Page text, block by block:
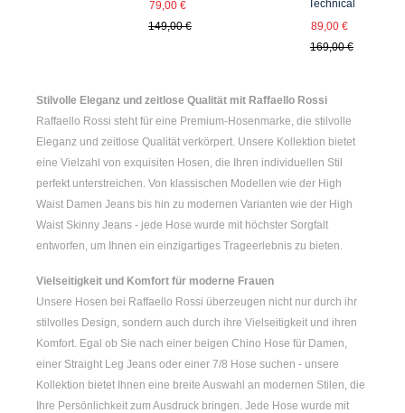
79,00 €
149,00 €
Technical
89,00 €
169,00 €
Stilvolle Eleganz und zeitlose Qualität mit Raffaello Rossi
Raffaello Rossi steht für eine Premium-Hosenmarke, die stilvolle
Eleganz und zeitlose Qualität verkörpert. Unsere Kollektion bietet
eine Vielzahl von exquisiten Hosen, die Ihren individuellen Stil
perfekt unterstreichen. Von klassischen Modellen wie der High
Waist Damen Jeans bis hin zu modernen Varianten wie der High
Waist Skinny Jeans - jede Hose wurde mit höchster Sorgfalt
entworfen, um Ihnen ein einzigartiges Trageerlebnis zu bieten.
Vielseitigkeit und Komfort für moderne Frauen
Unsere Hosen bei Raffaello Rossi überzeugen nicht nur durch ihr
stilvolles Design, sondern auch durch ihre Vielseitigkeit und ihren
Komfort. Egal ob Sie nach einer beigen Chino Hose für Damen,
einer Straight Leg Jeans oder einer 7/8 Hose suchen - unsere
Kollektion bietet Ihnen eine breite Auswahl an modernen Stilen, die
Ihre Persönlichkeit zum Ausdruck bringen. Jede Hose wurde mit